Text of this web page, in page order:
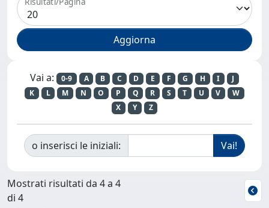
Vai a: 0-9 A B C D E F G H I
J
K
L M N O P Q R S T U V
W
X
Y Z
o inserisci le iniziali:
Mostrati risultati da 4 a 4
di 4